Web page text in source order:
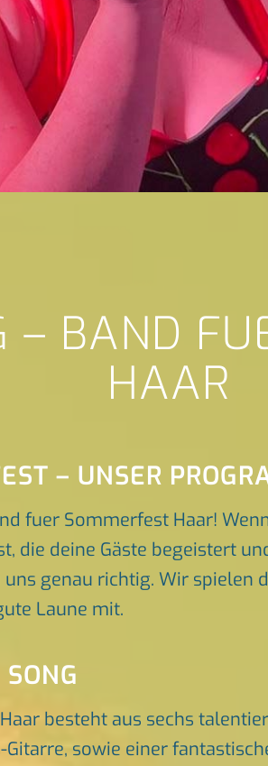
– BAND
HAAR
– UNSER
fuer Sommerfest Haar!
die deine Gäste begeistert
genau richtig. Wir spielen
Laune mit.
besteht aus sechs
Gitarre, sowie einer